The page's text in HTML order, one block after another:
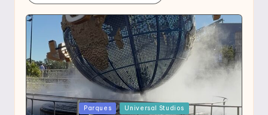
Publicada
Parques Universal Studios